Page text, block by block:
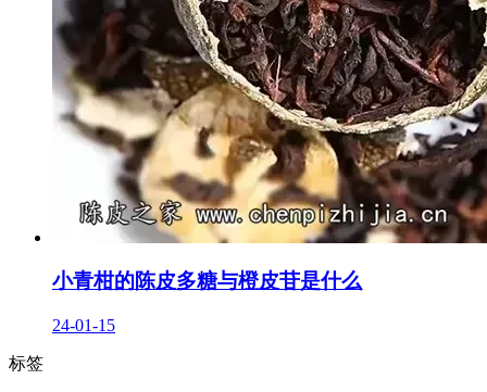
小青柑的陈皮多糖与橙皮苷是什么
24-01-15
标签